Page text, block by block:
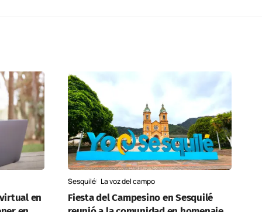
en
Sesquilé La voz del campo
Fiesta del Campesino en Sesquilé